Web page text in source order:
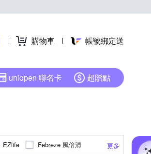
購物車 帳號綁定送
uniopen 聯名卡 超贈點
更多
EZlife
Febreze 風倍清